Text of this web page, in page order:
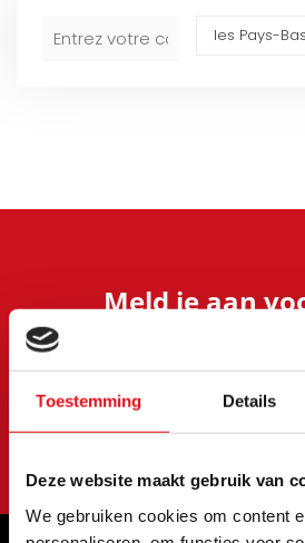
Toestemming Details
Deze website maakt gebruik van
We gebruiken cookies om content
Meld je aan
Blijf op de hoogte van onze